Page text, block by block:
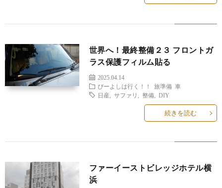
世界へ！最終整備２３ フロントガ
ラス保護フィルム貼る
2025.04.14
ぴーよしは行く！！
旅準備 車
日産, サファリ 整備, DIY
続きを読む
ファーイーストビレッジホテル横
浜